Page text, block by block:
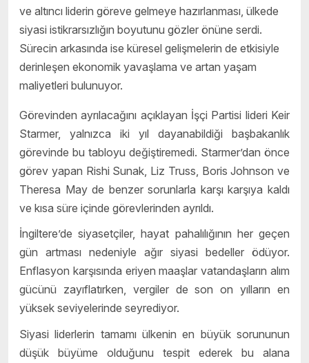
ve altıncı liderin göreve gelmeye hazırlanması, ülkede
siyasi istikrarsızlığın boyutunu gözler önüne serdi.
Sürecin arkasında ise küresel gelişmelerin de etkisiyle
derinleşen ekonomik yavaşlama ve artan yaşam
maliyetleri bulunuyor.
Görevinden ayrılacağını açıklayan İşçi Partisi lideri Keir
Starmer, yalnızca iki yıl dayanabildiği başbakanlık
görevinde bu tabloyu değiştiremedi. Starmer’dan önce
görev yapan Rishi Sunak, Liz Truss, Boris Johnson ve
Theresa May de benzer sorunlarla karşı karşıya kaldı
ve kısa süre içinde görevlerinden ayrıldı.
İngiltere’de siyasetçiler, hayat pahalılığının her geçen
gün artması nedeniyle ağır siyasi bedeller ödüyor.
Enflasyon karşısında eriyen maaşlar vatandaşların alım
gücünü zayıflatırken, vergiler de son on yılların en
yüksek seviyelerinde seyrediyor.
Siyasi liderlerin tamamı ülkenin en büyük sorununun
düşük büyüme olduğunu tespit ederek bu alana